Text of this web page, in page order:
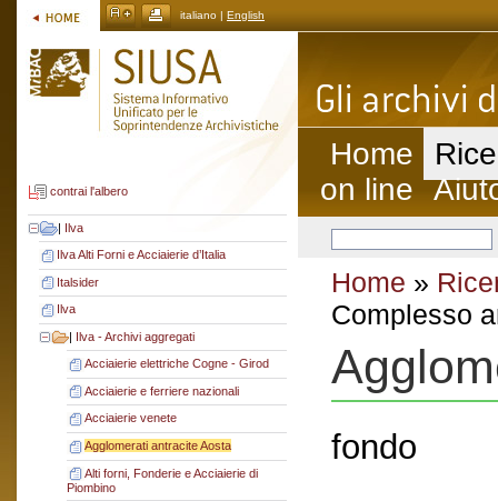
italiano | English
contrai l'albero
| Ilva
Ilva Alti Forni e Acciaierie d’Italia
Italsider
Ilva
| Ilva - Archivi aggregati
Acciaierie elettriche Cogne - Girod
Acciaierie e ferriere nazionali
Acciaierie venete
Agglomerati antracite Aosta
Alti forni, Fonderie e Acciaierie di
Piombino
Home
on line
Home »
Complesso
fondo